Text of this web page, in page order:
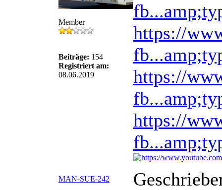
Member
Beiträge: 154
Registriert am:
08.06.2019
https://
https://
https://
MAN-SUE-242